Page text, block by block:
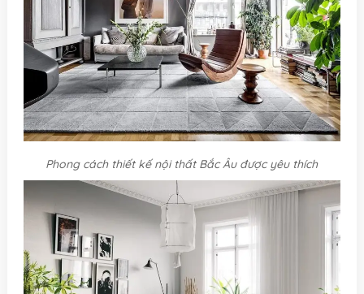
Phong cách thiết kế nội thất Bắc Âu được yêu thích